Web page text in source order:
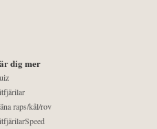
dig mer
raps/kål/rov